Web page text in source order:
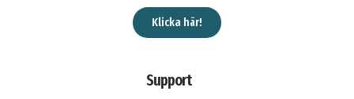
Klicka här!
Support